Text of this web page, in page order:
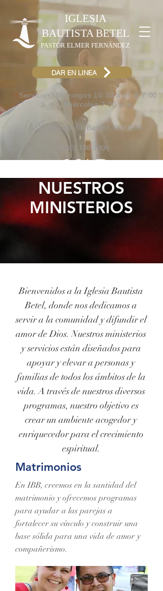
IGLESIA
BAUTISTA BETEL
PASTOR ELMER FERNÁNDEZ
DAR EN LINEA
Servicios: Domingos 10:30 a.m. & 7:00
p.m.​ Miércoles 7:00 p.m.
1315 W. Lake St. Bartlett, IL 60103
(630) 736-7300
NUESTROS
MINISTERIOS
Bienvenidos a la Iglesia Bautista
Betel, donde nos dedicamos a
servir a la comunidad y difundir el
amor de Dios. Nuestros ministerios
y servicios están diseñados para
apoyar y elevar a personas y
familias de todos los ámbitos de la
vida. A través de nuestros diversos
programas, nuestro objetivo es
crear un ambiente acogedor y
enriquecedor para el crecimiento
espiritual.
Matrimonios
En IBB, creemos en la santidad del
matrimonio y ofrecemos programas
para ayudar a las parejas a
fortalecer su vínculo y construir una
base sólida para una vida de amor y
compañerismo.